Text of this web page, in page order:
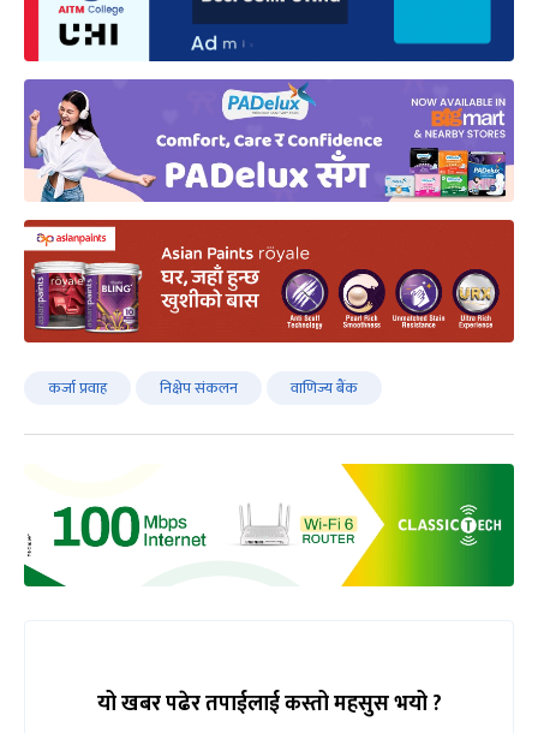
कर्जा प्रवाह निक्षेप संकलन वाणिज्य बैंक
यो खबर पढेर तपाईलाई कस्तो महसुस भयो ?